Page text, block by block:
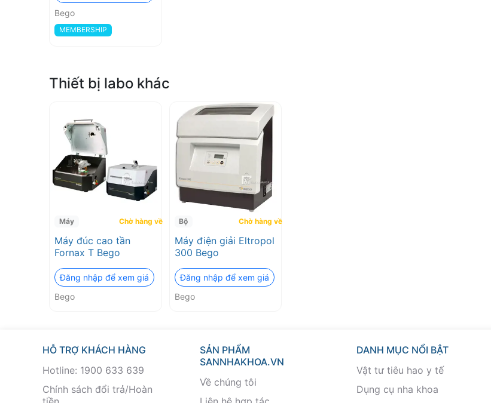
Bego
MEMBERSHIP
Thiết bị labo khác
Máy Chờ hàng về
Máy đúc cao tần
Fornax T Bego
Đăng nhập để xem giá
Bego
Bộ Chờ hàng về
Máy điện giải Eltropol
300 Bego
Đăng nhập để xem giá
Bego
HỖ TRỢ KHÁCH HÀNG
Hotline: 1900 633 639
Chính sách đổi trả/Hoàn
SẢN PHẨM
SANNHAKHOA.VN
Về chúng tôi
DANH MỤC NỔI BẬT
Vật tư tiêu hao y tế
Dụng cụ nha khoa